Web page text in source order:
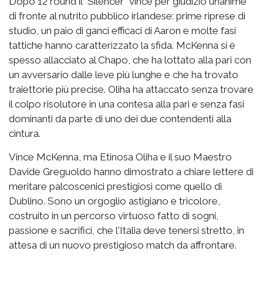
di fronte al nutrito pubblico irlandese: prime riprese di
studio, un paio di ganci efficaci di Aaron e molte fasi
tattiche hanno caratterizzato la sfida. McKenna si è
spesso allacciato al Chapo, che ha lottato alla pari con
un avversario dalle leve più lunghe e che ha trovato
traiettorie più precise. Oliha ha attaccato senza trovare
il colpo risolutore in una contesa alla pari e senza fasi
dominanti da parte di uno dei due contendenti alla
cintura.
Vince McKenna, ma Etinosa Oliha e il suo Maestro
Davide Greguoldo hanno dimostrato a chiare lettere di
meritare palcoscenici prestigiosi come quello di
Dublino. Sono un orgoglio astigiano e tricolore,
costruito in un percorso virtuoso fatto di sogni,
passione e sacrifici, che l'Italia deve tenersi stretto, in
attesa di un nuovo prestigioso match da affrontare.